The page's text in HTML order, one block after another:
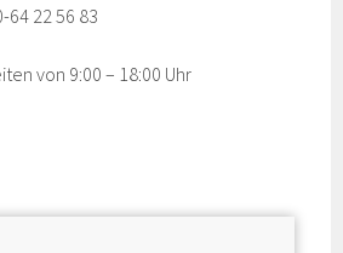
22 56 83
von 9:00 – 18:00 Uhr